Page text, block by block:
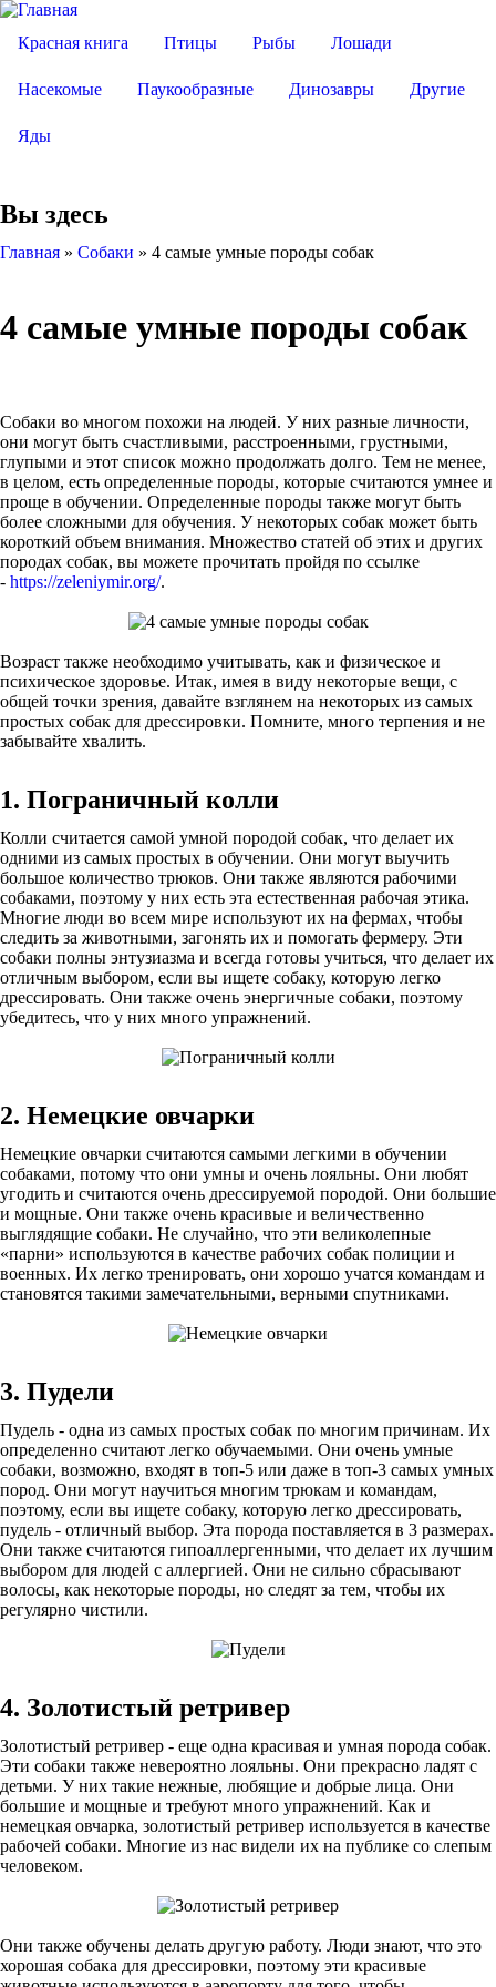
Красная книга Птицы Рыбы Лошади
Насекомые Паукообразные Динозавры Другие
Яды
Вы здесь
Главная » Собаки » 4 самые умные породы собак
4 самые умные породы собак
Собаки во многом похожи на людей. У них разные личности,
они могут быть счастливыми, расстроенными, грустными,
глупыми и этот список можно продолжать долго. Тем не менее,
в целом, есть определенные породы, которые считаются умнее и
проще в обучении. Определенные породы также могут быть
более сложными для обучения. У некоторых собак может быть
короткий объем внимания. Множество статей об этих и других
породах собак, вы можете прочитать пройдя по ссылке
- https://zeleniymir.org/.
Возраст также необходимо учитывать, как и физическое и
психическое здоровье. Итак, имея в виду некоторые вещи, с
общей точки зрения, давайте взглянем на некоторых из самых
простых собак для дрессировки. Помните, много терпения и не
забывайте хвалить.
1. Пограничный колли
Колли считается самой умной породой собак, что делает их
одними из самых простых в обучении. Они могут выучить
большое количество трюков. Они также являются рабочими
собаками, поэтому у них есть эта естественная рабочая этика.
Многие люди во всем мире используют их на фермах, чтобы
следить за животными, загонять их и помогать фермеру. Эти
собаки полны энтузиазма и всегда готовы учиться, что делает их
отличным выбором, если вы ищете собаку, которую легко
дрессировать. Они также очень энергичные собаки, поэтому
убедитесь, что у них много упражнений.
2. Немецкие овчарки
Немецкие овчарки считаются самыми легкими в обучении
собаками, потому что они умны и очень лояльны. Они любят
угодить и считаются очень дрессируемой породой. Они большие
и мощные. Они также очень красивые и величественно
выглядящие собаки. Не случайно, что эти великолепные
«парни» используются в качестве рабочих собак полиции и
военных. Их легко тренировать, они хорошо учатся командам и
становятся такими замечательными, верными спутниками.
3. Пудели
Пудель - одна из самых простых собак по многим причинам. Их
определенно считают легко обучаемыми. Они очень умные
собаки, возможно, входят в топ-5 или даже в топ-3 самых умных
пород. Они могут научиться многим трюкам и командам,
поэтому, если вы ищете собаку, которую легко дрессировать,
пудель - отличный выбор. Эта порода поставляется в 3 размерах.
Они также считаются гипоаллергенными, что делает их лучшим
выбором для людей с аллергией. Они не сильно сбрасывают
волосы, как некоторые породы, но следят за тем, чтобы их
регулярно чистили.
4. Золотистый ретривер
Золотистый ретривер - еще одна красивая и умная порода собак.
Эти собаки также невероятно лояльны. Они прекрасно ладят с
детьми. У них такие нежные, любящие и добрые лица. Они
большие и мощные и требуют много упражнений. Как и
немецкая овчарка, золотистый ретривер используется в качестве
рабочей собаки. Многие из нас видели их на публике со слепым
человеком.
Они также обучены делать другую работу. Люди знают, что это
хорошая собака для дрессировки, поэтому эти красивые